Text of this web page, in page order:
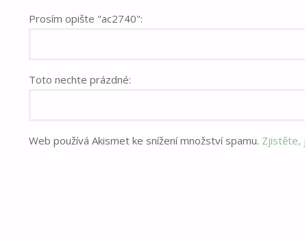
Prosím opište "ac2740":
Toto nechte prázdné:
Web používá Akismet ke snížení množství spamu. Zjistěte,